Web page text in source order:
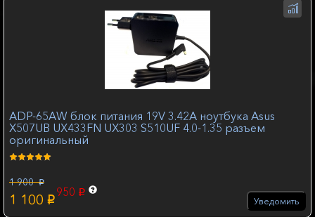
ADP-65AW блок питания 19V 3.42A ноутбука Asus
X507UB UX433FN UX303 S510UF 4.0-1.35 разъем
оригинальный
1 900 p
1 100 p
950 p
Уведомить